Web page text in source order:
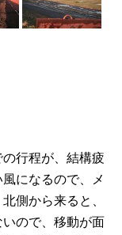
行程が、結構疲
になるので、メ
側から来ると、
ので、移動が面